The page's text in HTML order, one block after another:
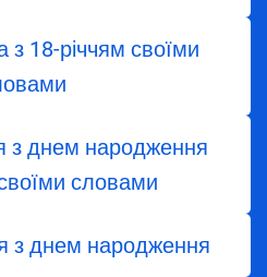
з 18-річчям своїми
з днем народження
словами
з днем народження